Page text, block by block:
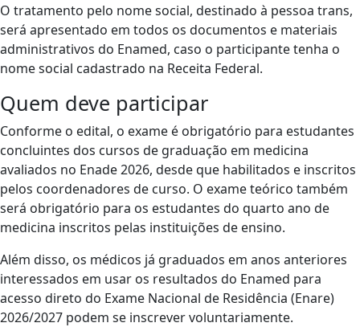
O tratamento pelo nome social, destinado à pessoa trans,
será apresentado em todos os documentos e materiais
administrativos do Enamed, caso o participante tenha o
nome social cadastrado na Receita Federal.
Quem deve participar
Conforme o edital, o exame é obrigatório para estudantes
concluintes dos cursos de graduação em medicina
avaliados no Enade 2026, desde que habilitados e inscritos
pelos coordenadores de curso. O exame teórico também
será obrigatório para os estudantes do quarto ano de
medicina inscritos pelas instituições de ensino.
Além disso, os médicos já graduados em anos anteriores
interessados em usar os resultados do Enamed para
acesso direto do Exame Nacional de Residência (Enare)
2026/2027 podem se inscrever voluntariamente.